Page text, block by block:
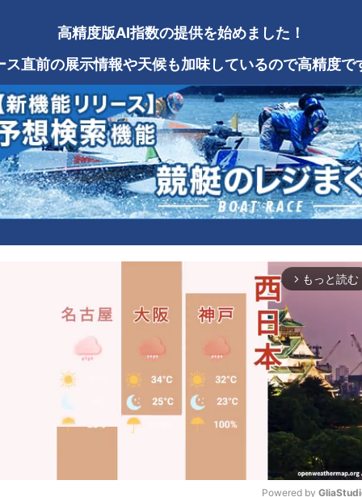
高精度版AI指数の提供を始めました！
ス直前の展示情報や天候も加味しているので高精度で
arrow_forward_ios もっと読む
Powered by